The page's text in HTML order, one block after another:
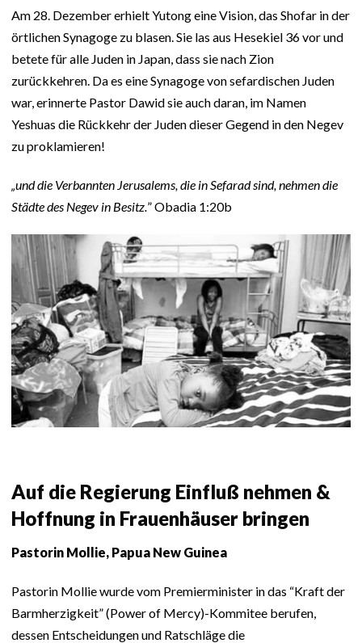
Am 28. Dezember erhielt Yutong eine Vision, das Shofar in der
örtlichen Synagoge zu blasen. Sie las aus Hesekiel 36 vor und
betete für alle Juden in Japan, dass sie nach Zion
zurückkehren. Da es eine Synagoge von sefardischen Juden
war, erinnerte Pastor Dawid sie auch daran, im Namen
Yeshuas die Rückkehr der Juden dieser Gegend in den Negev
zu proklamieren!
„und die Verbannten Jerusalems, die in Sefarad sind, nehmen die
Städte des Negev in Besitz.” Obadia 1:20b
Auf die Regierung Einfluß nehmen &
Hoffnung in Frauenhäuser bringen
Pastorin Mollie, Papua New Guinea
Pastorin Mollie wurde vom Premierminister in das “Kraft der
Barmherzigkeit” (Power of Mercy)-Kommitee berufen,
dessen Entscheidungen und Ratschläge die